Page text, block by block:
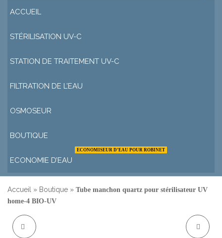
ACCUEIL
STÉRILISATION UV-C
STATION DE TRAITEMENT UV-C
FILTRATION DE L’EAU
OSMOSEUR
BOUTIQUE
ECONOMIE D’EAU
ECONOMISEUR D’EAU POUR ROBINET
Accueil » Boutique » Tube manchon quartz pour stérilisateur UV
home-4 BIO-UV